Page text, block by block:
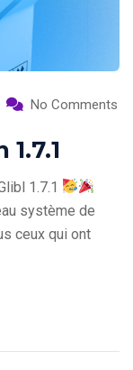
No Comments
1.7.1
système de
ceux qui ont